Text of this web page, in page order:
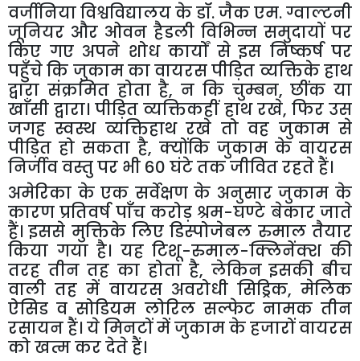
वर्जीनिया विश्वविद्यालय के डॉ. जैक एम. ग्वाल्टनी
जूनियर और ओवन हैडली विभिन्न समुदायों पर
किए गए अपने शोध कार्यों से इस निष्कर्ष पर
पहुँचे कि जुकाम का वायरस पीड़ित व्यक्तिके हाथ
द्वारा संक्रमित होता है, न कि चुम्बन,छींक या
खाँसी द्वारा। पीड़ित व्यक्तिकहीं हाथ रखे, फिर उस
जगह स्वस्थ व्यक्तिहाथ रखे तो वह जुकाम से
पीड़ित हो सकता है, क्योंकि जुकाम के वायरस
निर्जीव वस्तु पर भी 60 घंटे तक जीवित रहते हैं।
अमेरिका के एक सर्वेक्षण के अनुसार जुकाम के
कारण प्रतिवर्ष पाँच करोड़ श्रम-घण्टे बेकार जाते
हैं। इससे मुक्तिके लिए डिस्पोजेबल रुमाल तैयार
किया गया है। यह टिशू-रुमाल-क्लिनेंक्श की
तरह तीन तह का होता है, लेकिन इसकी बीच
वाली तह में वायरस अवरोधी सिड्रिक,मेलिक
ऐसिड व सोडियम लोरिल सल्फेट नामक तीन
रसायन हैं। ये मिनटों में जुकाम के हजारों वायरस
को खत्म कर देते हैं।